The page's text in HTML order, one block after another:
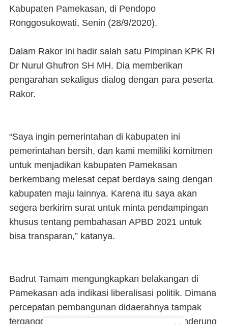
Kabupaten Pamekasan, di Pendopo
Ronggosukowati, Senin (28/9/2020).
Dalam Rakor ini hadir salah satu Pimpinan KPK RI
Dr Nurul Ghufron SH MH. Dia memberikan
pengarahan sekaligus dialog dengan para peserta
Rakor.
“Saya ingin pemerintahan di kabupaten ini
pemerintahan bersih, dan kami memiliki komitmen
untuk menjadikan kabupaten Pamekasan
berkembang melesat cepat berdaya saing dengan
kabupaten maju lainnya. Karena itu saya akan
segera berkirim surat untuk minta pendampingan
khusus tentang pembahasan APBD 2021 untuk
bisa transparan,” katanya.
Badrut Tamam mengungkapkan belakangan di
Pamekasan ada indikasi liberalisasi politik. Dimana
percepatan pembangunan didaerahnya tampak
terganggu dengan dinamika politik yang cenderung